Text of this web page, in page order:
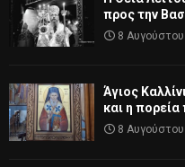
προς την
8
Άγιος
και η
8